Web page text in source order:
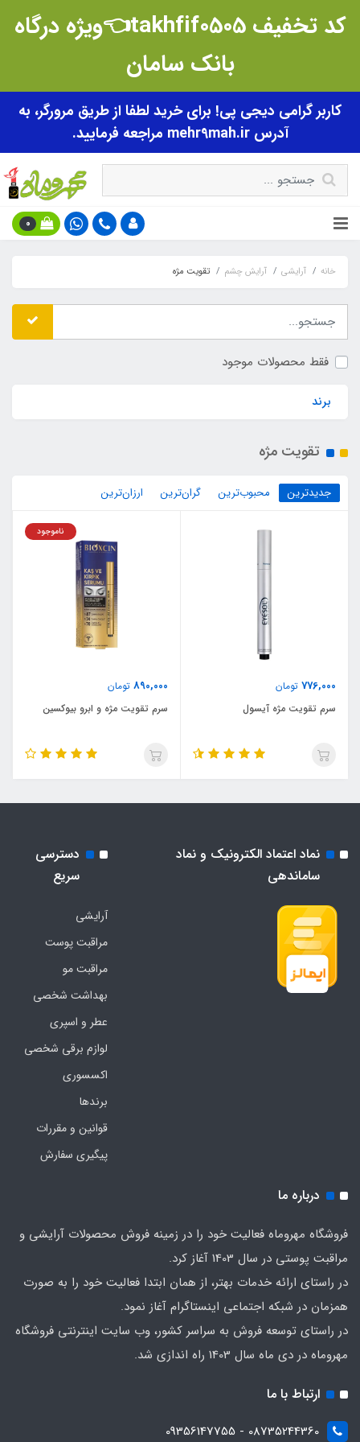
کد تخفیف takhfif0505👈ویژه درگاه
بانک سامان
کاربر گرامی دیجی پی! برای خرید لطفا از طریق مرورگر، به
آدرس mehr9mah.ir مراجعه فرمایید.
0
خانه آرایشی آرایش چشم تقویت مژه
فقط محصولات موجود
برند
تقویت مژه
جدیدترین محبوب‌ترین گران‌ترین ارزان‌ترین
776,000 تومان
سرم تقویت مژه آیسول
890,000 تومان
ناموجود
سرم تقویت مژه و ابرو بیوکسین
نماد اعتماد الکترونیک و نماد
ساماندهی
دسترسی
سریع
آرایشی
مراقبت پوست
مراقبت مو
بهداشت شخصی
عطر و اسپری
لوازم برقی شخصی
اکسسوری
برندها
قوانین و مقررات
پیگیری سفارش
درباره ما
فروشگاه مهروماه فعالیت خود را در زمینه فروش محصولات آرایشی و
مراقبت پوستی در سال 1403 آغاز کرد.
در راستای ارائه خدمات بهتر، از همان ابتدا فعالیت خود را به صورت
همزمان در شبکه اجتماعی اینستاگرام آغاز نمود.
در راستای توسعه فروش به سراسر کشور، وب سایت اینترنتی فروشگاه
مهروماه در دی ماه سال 1403 راه اندازی شد.
ارتباط با ما
08735244360 - 09356147755